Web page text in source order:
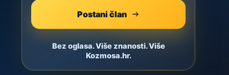
Postani član
Bez oglasa. Više znanosti. Više
Kozmosa.hr.